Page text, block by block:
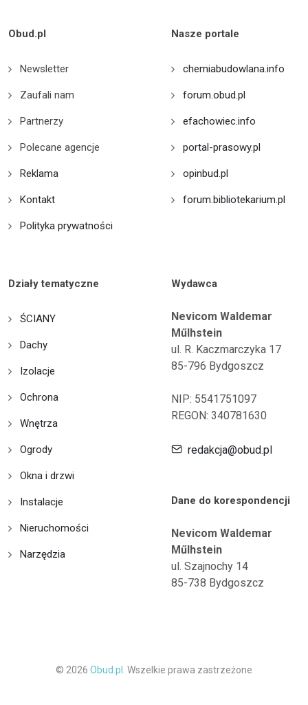
Obud.pl
Newsletter
Zaufali nam
Partnerzy
Polecane agencje
Reklama
Kontakt
Polityka prywatności
Nasze portale
chemiabudowlana.info
forum.obud.pl
efachowiec.info
portal-prasowy.pl
opinbud.pl
forum.bibliotekarium.pl
Działy tematyczne
ŚCIANY
Dachy
Izolacje
Ochrona
Wnętrza
Ogrody
Okna i drzwi
Instalacje
Nieruchomości
Narzędzia
Wydawca
Nevicom Waldemar
Műlhstein
ul. R. Kaczmarczyka 17
85-796 Bydgoszcz
NIP: 5541751097
REGON: 340781630
redakcja@obud.pl
Dane do korespondencji
Nevicom Waldemar
Műlhstein
ul. Szajnochy 14
85-738 Bydgoszcz
© 2026 Obud.pl. Wszelkie prawa zastrzeżone